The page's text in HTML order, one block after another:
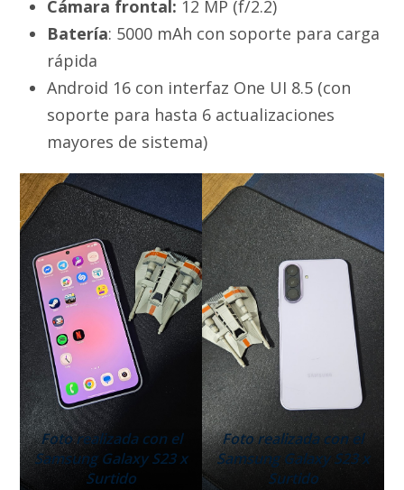
Cámara frontal: 12 MP (f/2.2)
Batería: 5000 mAh con soporte para carga
rápida
Android 16 con interfaz One UI 8.5 (con
soporte para hasta 6 actualizaciones
mayores de sistema)
Foto realizada con el
Samsung Galaxy S23 x
Surtido
Foto realizada con el
Samsung Galaxy S23 x
Surtido